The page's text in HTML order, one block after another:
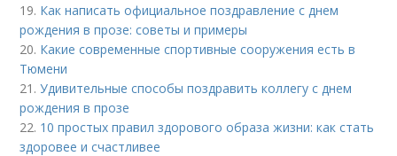
19. Как написать официальное поздравление с днем
рождения в прозе: советы и примеры
20. Какие современные спортивные сооружения есть в
Тюмени
21.Удивительные способы поздравить коллегу с днем
рождения в прозе
22. 10 простых правил здорового образа жизни: как стать
здоровее и счастливее